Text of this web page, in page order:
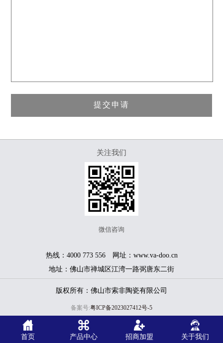
关注我们
微信咨询
热线：4000 773 556 网址：www.va-doo.cn
地址：佛山市禅城区江湾一路弼唐东二街
版权所有：佛山市索非陶瓷有限公司
备案号:粤ICP备2023027412号-5
首页 产品中心 招商加盟 关于我们
本站关键词: 陶瓷 | 瓷砖 | 地砖 陶瓷 | 瓷砖 | 地砖